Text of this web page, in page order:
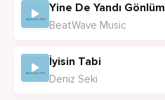
Yine De Yandı Gönlüm
BeatWave Music
İyisin Tabi
Deniz Seki